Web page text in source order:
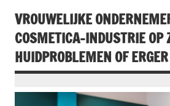
VROUWELIJKE
COSMETICA-INDUSTRIE OP
HUIDPROBLEMEN OF